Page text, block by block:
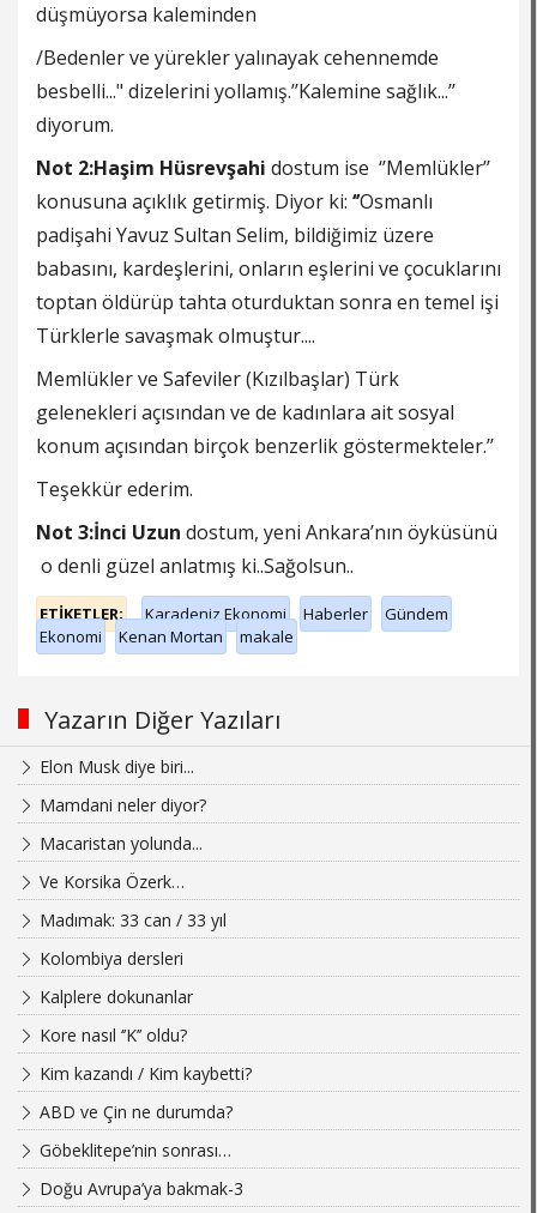
düşmüyorsa kaleminden
/Bedenler ve yürekler yalınayak cehennemde
besbelli..." dizelerini yollamış.’’Kalemine sağlık...’’
diyorum.
Not 2:Haşim Hüsrevşahi dostum ise ‘’Memlükler’’
konusuna açıklık getirmiş. Diyor ki: ‘’Osmanlı
padişahi Yavuz Sultan Selim, bildiğimiz üzere
babasını, kardeşlerini, onların eşlerini ve çocuklarını
toptan öldürüp tahta oturduktan sonra en temel işi
Türklerle savaşmak olmuştur....
Memlükler ve Safeviler (Kızılbaşlar) Türk
gelenekleri açısından ve de kadınlara ait sosyal
konum açısından birçok benzerlik göstermekteler.’’
Teşekkür ederim.
Not 3:İnci Uzun dostum, yeni Ankara’nın öyküsünü
o denli güzel anlatmış ki..Sağolsun..
ETİKETLER; Karadeniz Ekonomi Haberler
Gündem
Ekonomi
Kenan Mortan makale
Yazarın Diğer Yazıları
Elon Musk diye biri...
Mamdani neler diyor?
Macaristan yolunda...
Ve Korsika Özerk…
Madımak: 33 can / 33 yıl
Kolombiya dersleri
Kalplere dokunanlar
Kore nasıl ‘’K’’ oldu?
Kim kazandı / Kim kaybetti?
ABD ve Çin ne durumda?
Göbeklitepe’nin sonrası…
Doğu Avrupa’ya bakmak-3